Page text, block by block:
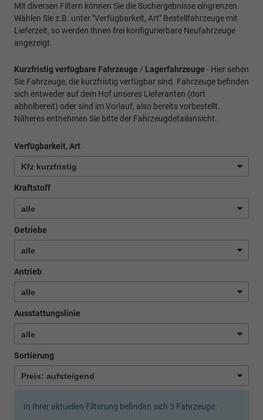
Mit diversen Filtern können Sie die Suchergebnisse eingrenzen.
Wählen Sie z.B. unter "Verfügbarkeit, Art" Bestellfahrzeuge mit
Lieferzeit, so werden Ihnen frei konfigurierbare Neufahrzeuge
angezeigt.
Kurzfristig verfügbare Fahrzeuge / Lagerfahrzeuge - Hier sehen
Sie Fahrzeuge, die kurzfristig verfügbar sind. Fahrzeuge befinden
sich entweder auf dem Hof unseres Lieferanten (dort
abholbereit) oder sind im Vorlauf, also bereits vorbestellt.
Näheres entnehmen Sie bitte der Fahrzeugdetailansicht.
Verfügbarkeit, Art
Kraftstoff
Getriebe
Antrieb
Ausstattungslinie
Sortierung
In Ihrer aktuellen Filterung befinden sich 3 Fahrzeuge: